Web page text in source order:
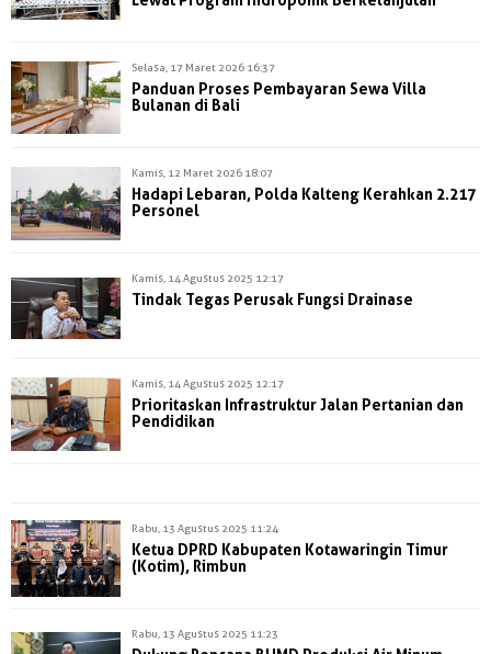
Selasa, 17 Maret 2026 16:37
Panduan Proses Pembayaran Sewa Villa
Bulanan di Bali
Kamis, 12 Maret 2026 18:07
Hadapi Lebaran, Polda Kalteng Kerahkan 2.217
Personel
Kamis, 14 Agustus 2025 12:17
Tindak Tegas Perusak Fungsi Drainase
Kamis, 14 Agustus 2025 12:17
Prioritaskan Infrastruktur Jalan Pertanian dan
Pendidikan
Rabu, 13 Agustus 2025 11:24
Ketua DPRD Kabupaten Kotawaringin Timur
(Kotim), Rimbun
Rabu, 13 Agustus 2025 11:23